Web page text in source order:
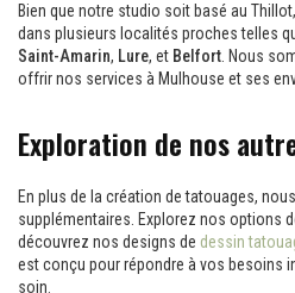
Bien que notre studio soit basé au
dans plusieurs localités proches telles
Saint-Amarin, Lure, et Belfort . Nous
offrir nos services à Mulhouse et ses
Exploration de nos
En plus de la création de tatouages,
supplémentaires. Explorez nos options
découvrez nos designs de dessin
est conçu pour répondre à vos besoins
soin.